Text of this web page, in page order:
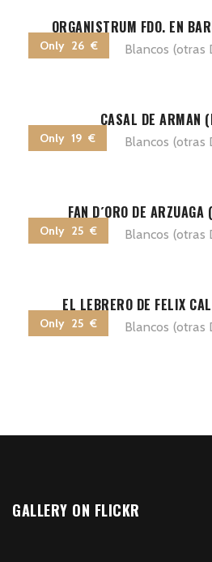
Only 26 €
ORGANISTRUM FDO. EN
Blancos (otras
Only 19 €
CASAL DE ARMAN
Blancos (otras
Only 25 €
FAN D´ORO DE ARZUAGA
Blancos (otras
Only 25 €
EL LEBRERO DE FELIX
Blancos (otras
GALLERY ON FLICKR